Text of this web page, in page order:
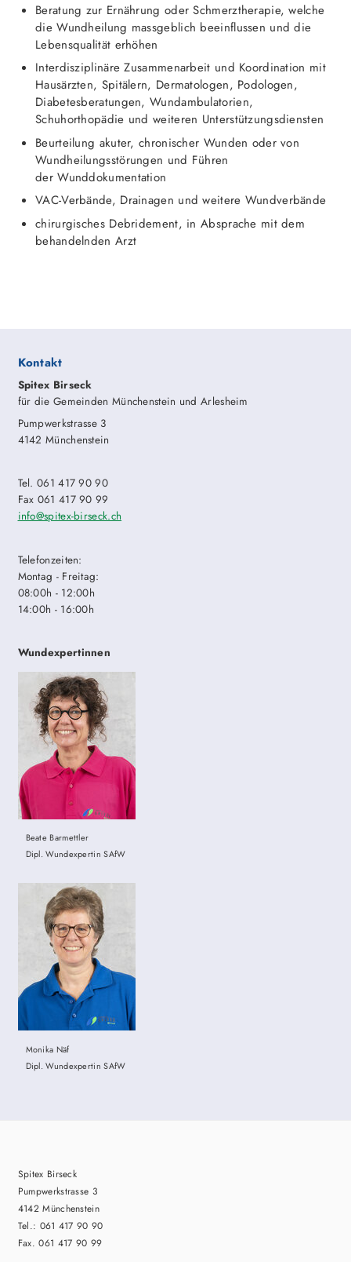
Beratung zur Ernährung oder Schmerztherapie, welche
die Wundheilung massgeblich beeinflussen und die
Lebensqualität erhöhen
Interdisziplinäre Zusammenarbeit und Koordination mit
Hausärzten, Spitälern, Dermatologen, Podologen,
Diabetesberatungen, Wundambulatorien,
Schuhorthopädie und weiteren Unterstützungsdiensten
Beurteilung akuter, chronischer Wunden oder von
Wundheilungsstörungen und Führen
der Wunddokumentation
VAC-Verbände, Drainagen und weitere Wundverbände
chirurgisches Debridement, in Absprache mit dem
behandelnden Arzt
Kontakt
Spitex Birseck
für die Gemeinden Münchenstein und Arlesheim
Pumpwerkstrasse 3
4142 Münchenstein
Tel. 061 417 90 90
Fax 061 417 90 99
info@spitex-birseck.ch
Telefonzeiten:
Montag - Freitag:
08:00h - 12:00h
14:00h - 16:00h
Wundexpertinnen
Beate Barmettler
Dipl. Wundexpertin SAfW
Monika Näf
Dipl. Wundexpertin SAfW
Spitex Birseck
Pumpwerkstrasse 3
4142 Münchenstein
Tel.: 061 417 90 90
Fax. 061 417 90 99